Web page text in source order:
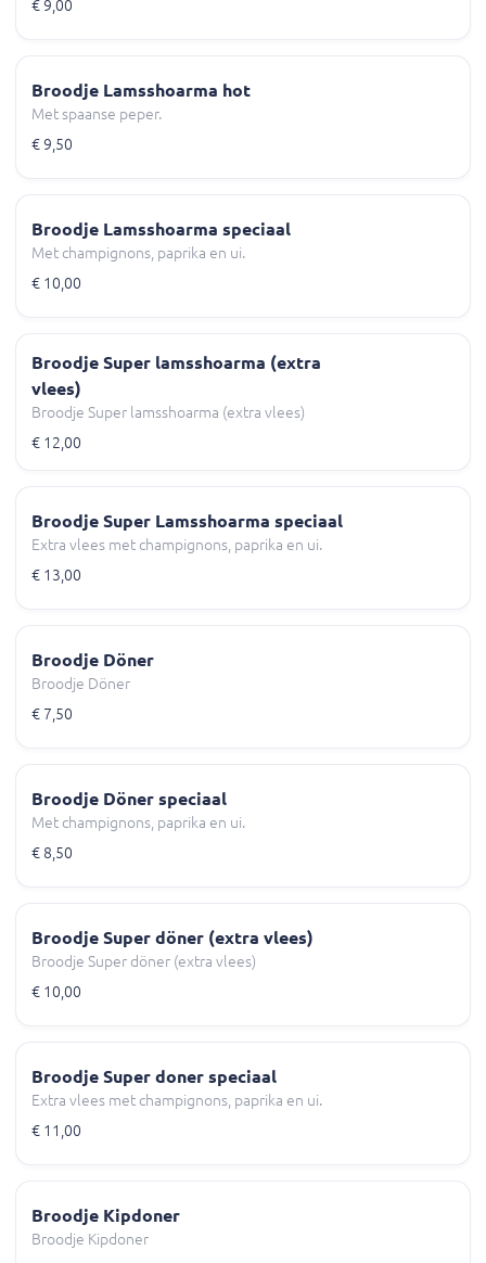
€ 9,00
Broodje Lamsshoarma hot
Met spaanse peper.
€ 9,50
Broodje Lamsshoarma speciaal
Met champignons, paprika en ui.
€ 10,00
Broodje Super lamsshoarma (extra
vlees)
Broodje Super lamsshoarma (extra vlees)
€ 12,00
Broodje Super Lamsshoarma speciaal
Extra vlees met champignons, paprika en ui.
€ 13,00
Broodje Döner
Broodje Döner
€ 7,50
Broodje Döner speciaal
Met champignons, paprika en ui.
€ 8,50
Broodje Super döner (extra vlees)
Broodje Super döner (extra vlees)
€ 10,00
Broodje Super doner speciaal
Extra vlees met champignons, paprika en ui.
€ 11,00
Broodje Kipdoner
Broodje Kipdoner